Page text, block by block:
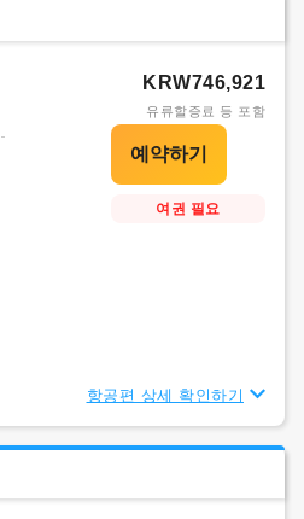
KRW746,921
유류할증료 등 포함
여권 필요
항공편 상세 확인하기